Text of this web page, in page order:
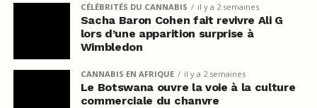
CÉLÉBRITÉS DU CANNABIS il y a 2 semaines
Sacha Baron Cohen fait revivre Ali G
lors d’une apparition surprise à
Wimbledon
CANNABIS EN AFRIQUE il y a 2 semaines
Le Botswana ouvre la voie à la culture
commerciale du chanvre